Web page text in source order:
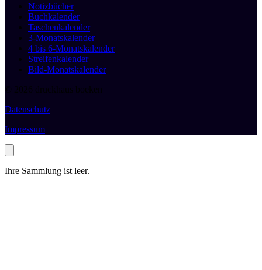
Notizbücher
Buchkalender
Taschenkalender
3-Monatskalender
4 bis 6-Monatskalender
Streifenkalender
Bild-Monatskalender
© 2026 druckhaus boeken
Datenschutz
Impressum
Ihre Sammlung ist leer.